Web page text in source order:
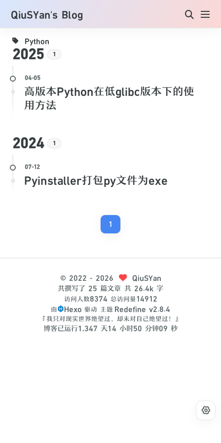
QiuSYan's Blog
Python
2025 1
高版本Python在低glibc版本下的使
用方法
2024 1
Pyinstaller打包py文件为exe
1
© 2022 - 2026
QiuSYan
共撰写了 25 篇文章 共 26.4k 字
访问人数8374 总访问量14912
由 Hexo 驱动 主题 Redefine v2.8.4
『我只对现实世界绝望过，却未对自己绝望过！』
博客已运行1 ,347 天14 小时50 分钟09 秒